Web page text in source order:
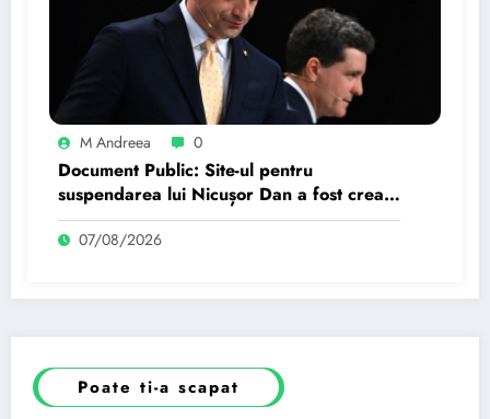
M Andreea 0
Document Public: Site-ul pentru
suspendarea lui Nicușor Dan a fost creat
de un moldovean angajat de AUR cu…
07/08/2026
Poate ti-a scapat